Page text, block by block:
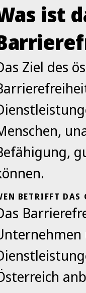
ist
Ziel des
BETRIFFT DAS